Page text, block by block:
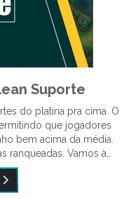
Suporte
do platina pra cima. O
que jogadores
bem acima da média.
ranqueadas. Vamos à…